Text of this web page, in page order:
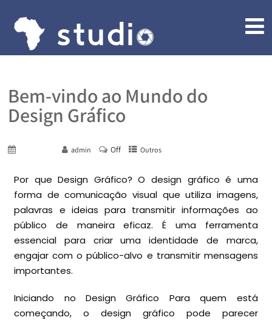
Bem-vindo ao Mundo do
Design Gráfico
admin Off Outros
Por que Design Gráfico? O design gráfico é uma
forma de comunicação visual que utiliza imagens,
palavras e ideias para transmitir informações ao
público de maneira eficaz. É uma ferramenta
essencial para criar uma identidade de marca,
engajar com o público-alvo e transmitir mensagens
importantes.
Iniciando no Design Gráfico Para quem está
começando, o design gráfico pode parecer